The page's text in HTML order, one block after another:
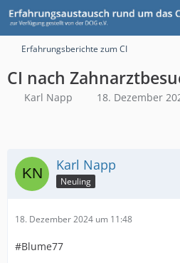
Erfahrungsberichte zum CI
CI nach
Karl Napp 18. Dezember
Karl Napp
Neuling
18. Dezember 2024 um 11:48
#Blume77